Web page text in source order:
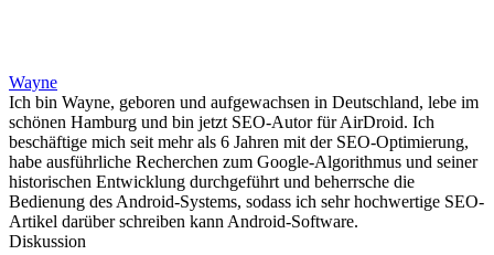
Wayne
Ich bin Wayne, geboren und aufgewachsen in Deutschland, lebe im
schönen Hamburg und bin jetzt SEO-Autor für AirDroid. Ich
beschäftige mich seit mehr als 6 Jahren mit der SEO-Optimierung,
habe ausführliche Recherchen zum Google-Algorithmus und seiner
historischen Entwicklung durchgeführt und beherrsche die
Bedienung des Android-Systems, sodass ich sehr hochwertige SEO-
Artikel darüber schreiben kann Android-Software.
Diskussion